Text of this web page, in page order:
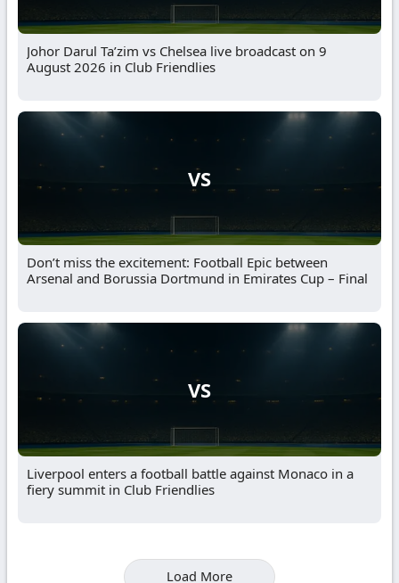
Johor Darul Ta’zim vs Chelsea live broadcast on 9
August 2026 in Club Friendlies
VS
Don’t miss the excitement: Football Epic between
Arsenal and Borussia Dortmund in Emirates Cup – Final
VS
Liverpool enters a football battle against Monaco in a
fiery summit in Club Friendlies
Load More